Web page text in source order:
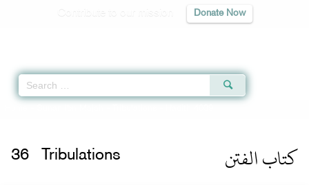
Donate Now
كتاب الفتن 36 Tribulations